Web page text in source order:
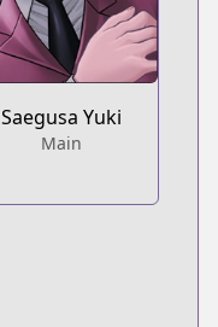
Saegusa Yuki
Main